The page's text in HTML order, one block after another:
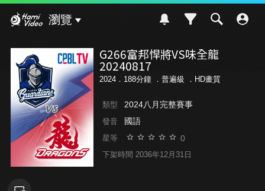
瀏覽
G266富邦悍將VS味全龍
20240817
2024．188分鐘 ． 普遍級 ．HD畫質
類型 2024八月完整賽事
發音 國語
星等 0
下架時間 2036年12月31日